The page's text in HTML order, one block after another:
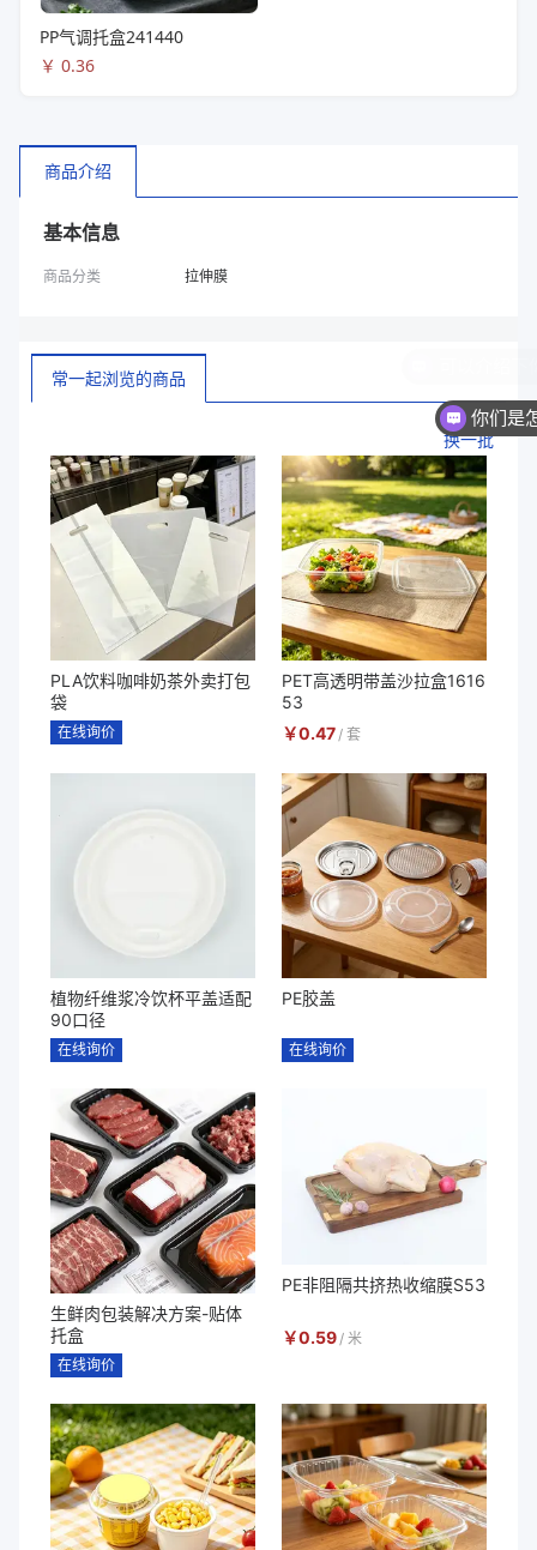
PP气调托盒241440
￥ 0.36
商品介绍
基本信息
商品分类 拉伸膜
常一起浏览的商品
换一批
PLA饮料咖啡奶茶外卖打包
袋
在线询价
PET高透明带盖沙拉盒1616
53
￥0.47 / 套
植物纤维浆冷饮杯平盖适配
90口径
在线询价
PE胶盖
在线询价
生鲜肉包装解决方案-贴体
托盒
在线询价
PE非阻隔共挤热收缩膜S53
￥0.59 / 米
你们是